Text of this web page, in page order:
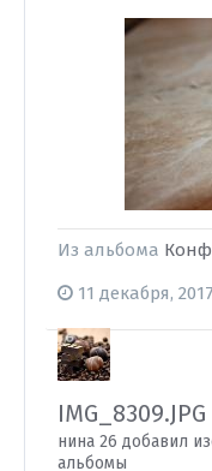
Из альбома
11 декабря, 2017
IMG_8309.JPG
нина 26 добавил
альбомы